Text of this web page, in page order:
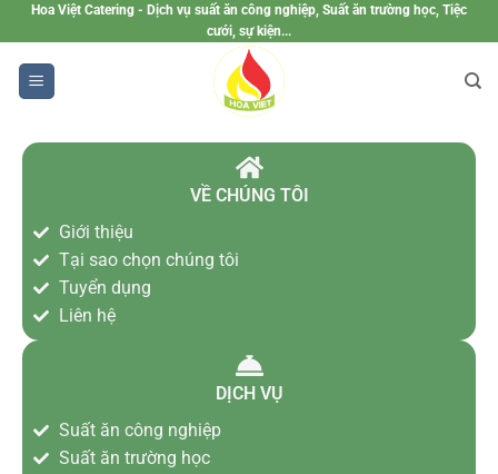
Hoa Việt Catering - Dịch vụ suất ăn công nghiệp, Suất ăn trường học, Tiệc
cưới, sự kiện...
VỀ CHÚNG TÔI
Giới thiệu
Tại sao chọn chúng tôi
Tuyển dụng
Liên hệ
DỊCH VỤ
Suất ăn công nghiệp
Suất ăn trường học